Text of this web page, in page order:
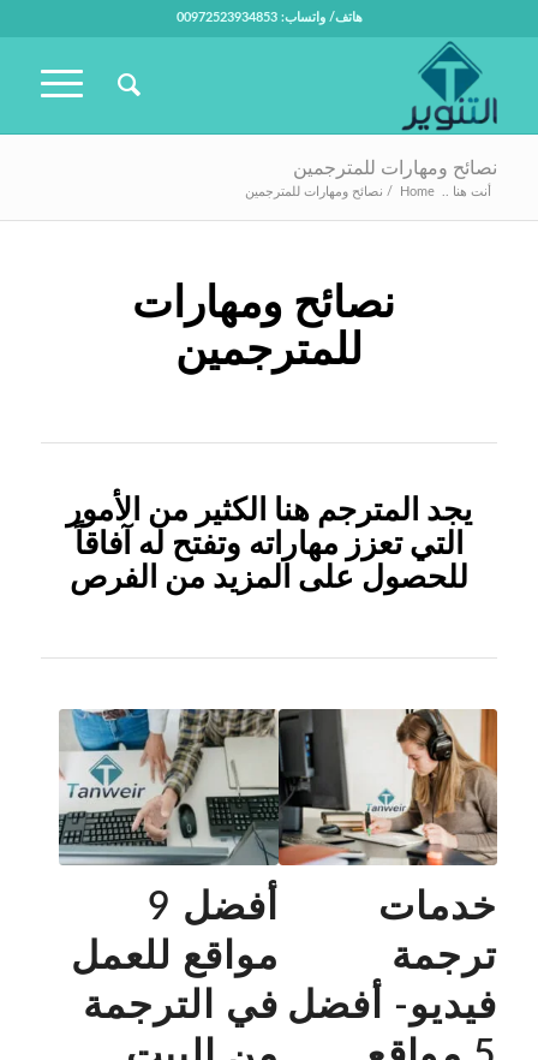
هاتف/ واتساب: 00972523934853
نصائح ومهارات للمترجمين
أنت هنا .. Home
/ نصائح ومهارات للمترجمين
نصائح ومهارات
للمترجمين
يجد المترجم هنا الكثير من الأمور
التي تعزز مهاراته وتفتح له آفاقاً
للحصول على المزيد من الفرص
خدمات
ترجمة
فيديو- أفضل
أفضل 9
مواقع للعمل
في الترجمة